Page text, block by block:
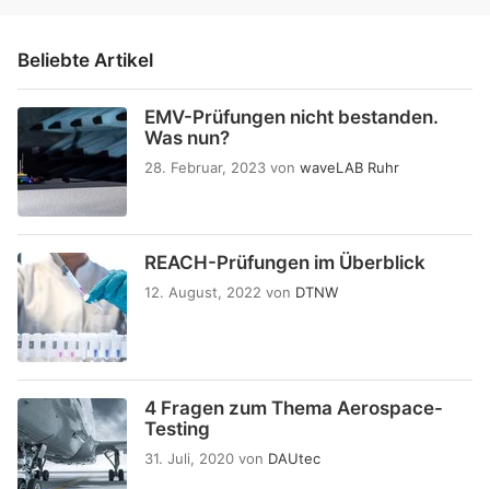
Beliebte Artikel
EMV-Prüfungen nicht bestanden.
Was nun?
28. Februar, 2023 von waveLAB Ruhr
REACH-Prüfungen im Überblick
12. August, 2022 von DTNW
4 Fragen zum Thema Aerospace-
Testing
31. Juli, 2020 von DAUtec